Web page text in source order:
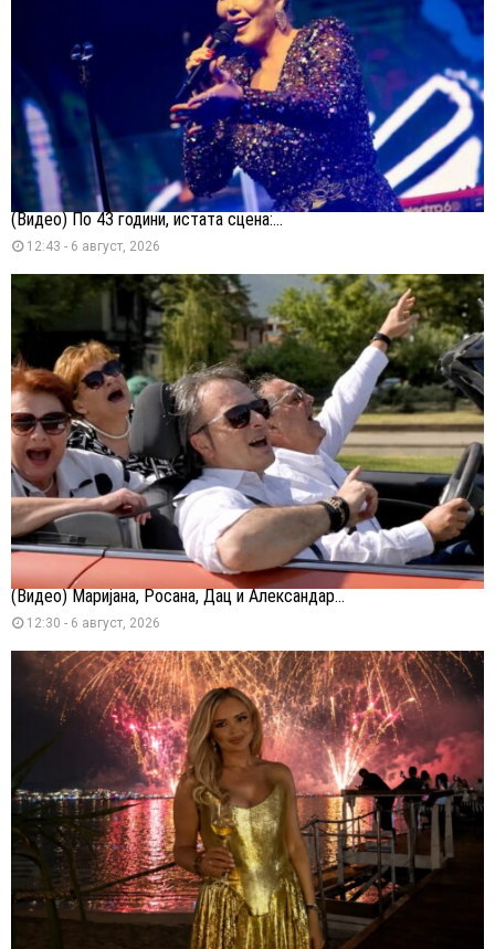
(Видео) По 43 години, истата сцена:...
12:43 - 6 август, 2026
(Видео) Маријана, Росана, Дац и Александар...
12:30 - 6 август, 2026